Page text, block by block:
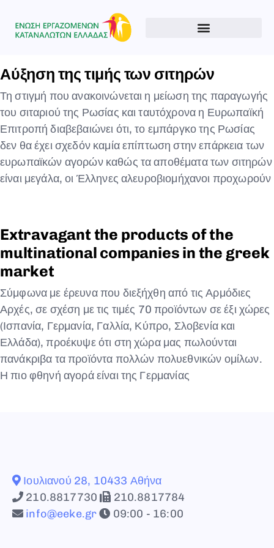
Αύξηση της τιμής των σιτηρών
Τη στιγμή που ανακοινώνεται η μείωση της παραγωγής
του σιταριού της Ρωσίας και ταυτόχρονα η Ευρωπαϊκή
Επιτροπή διαβεβαιώνει ότι, το εμπάργκο της Ρωσίας
δεν θα έχει σχεδόν καμία επίπτωση στην επάρκεια των
ευρωπαϊκών αγορών καθώς τα αποθέματα των σιτηρών
είναι μεγάλα, οι Έλληνες αλευροβιομήχανοι προχωρούν
Extravagant the products of the
multinational companies in the greek
market
Σύμφωνα με έρευνα που διεξήχθη από τις Αρμόδιες
Αρχές, σε σχέση με τις τιμές 70 προϊόντων σε έξι χώρες
(Ισπανία, Γερμανία, Γαλλία, Κύπρο, Σλοβενία και
Ελλάδα), προέκυψε ότι στη χώρα μας πωλούνται
πανάκριβα τα προϊόντα πολλών πολυεθνικών ομίλων.
Η πιο φθηνή αγορά είναι της Γερμανίας
Ιουλιανού 28, 10433 Αθήνα
210.8817730
210.8817784
info@eeke.gr
09:00 - 16:00
Type and hit enter